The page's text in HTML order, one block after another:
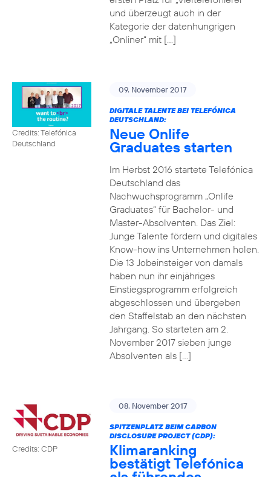
und überzeugt auch in der
Kategorie der datenhungrigen
„Onliner“ mit […]
Credits: Telefónica
Deutschland
09. November 2017
DIGITALE TALENTE BEI TELEFÓNICA
DEUTSCHLAND:
Neue Onlife
Graduates starten
Im Herbst 2016 startete Telefónica
Deutschland das
Nachwuchsprogramm „Onlife
Graduates“ für Bachelor- und
Master-Absolventen. Das Ziel:
Junge Talente fördern und digitales
Know-how ins Unternehmen holen.
Die 13 Jobeinsteiger von damals
haben nun ihr einjähriges
Einstiegsprogramm erfolgreich
abgeschlossen und übergeben
den Staffelstab an den nächsten
Jahrgang. So starteten am 2.
November 2017 sieben junge
Absolventen als […]
Credits: CDP
08. November 2017
SPITZENPLATZ BEIM CARBON
DISCLOSURE PROJECT (CDP):
Klimaranking
bestätigt Telefónica